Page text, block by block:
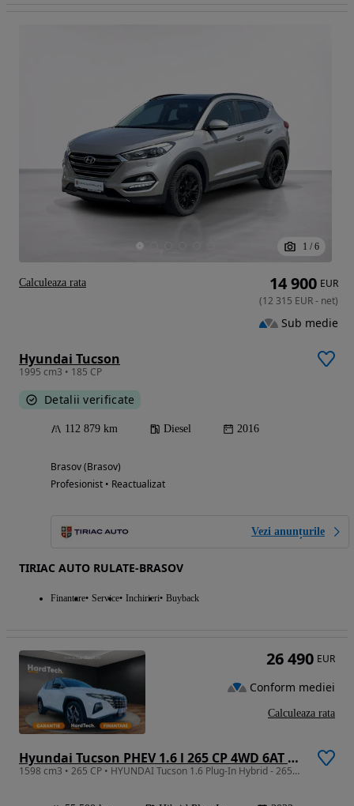
1 / 6
Hyundai Tucson
1995 cm3 • 185 CP
Detalii verificate
112 879 km Diesel 2016
Brasov (Brasov)
Profesionist • Reactualizat
Vezi anunțurile
TIRIAC AUTO RULATE-BRASOV
Finantare Service Inchirieri Buyback
14 900 EUR
(12 315 EUR- net)
Sub medie
Calculeaza rata
Hyundai Tucson PHEV 1.6 l 265 CP 4WD 6AT Premium
1598 cm3 • 265 CP • HYUNDAI Tucson 1.6 Plug-In Hybrid - 265CP 4WD 6AT Premium
26 490 EUR
Conform mediei
Calculeaza rata